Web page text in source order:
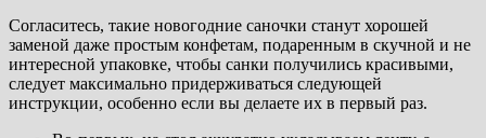
Согласитесь, такие новогодние саночки станут хорошей
заменой даже простым конфетам, подаренным в скучной и не
интересной упаковке, чтобы санки получились красивыми,
следует максимально придерживаться следующей
инструкции, особенно если вы делаете их в первый раз.